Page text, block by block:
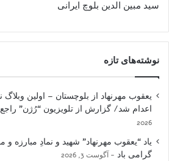
سید مبین الدین بلوچ ایرانی
نوشته‌های تازه
یعقوب مهرنهاد از بلوچستان – اولین
اعدام شد/ گزارش از تلویزیون “رُژن” راجع
2026
یاد “یعقوب مهرنهاد” شهید و نمادِ مبارزه
گرامی باد
آگوست 3, 2026